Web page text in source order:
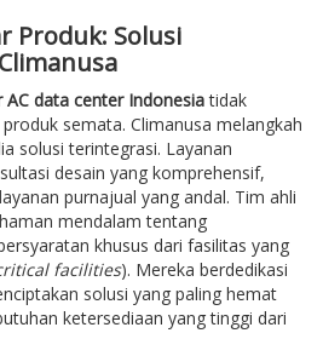
Produk: Solusi
data center Indonesiatidak
semata. Climanusa melangkah
solusi terintegrasi. Layanan
desain yang komprehensif,
purnajual yang andal. Tim ahli
mendalam tentang
khusus dari fasilitas yang
facilities). Mereka berdedikasi
solusi yang paling hemat
ketersediaan yang tinggi dari